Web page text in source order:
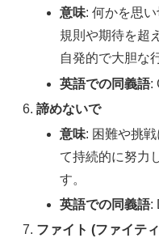
意味: 何かを思
規則や期待を超
自発的で大胆な
英語での同義語:
諦めないで
意味: 困難や挑
て持続的に努力
す。
英語での同義語:
ファイト (ファイテ